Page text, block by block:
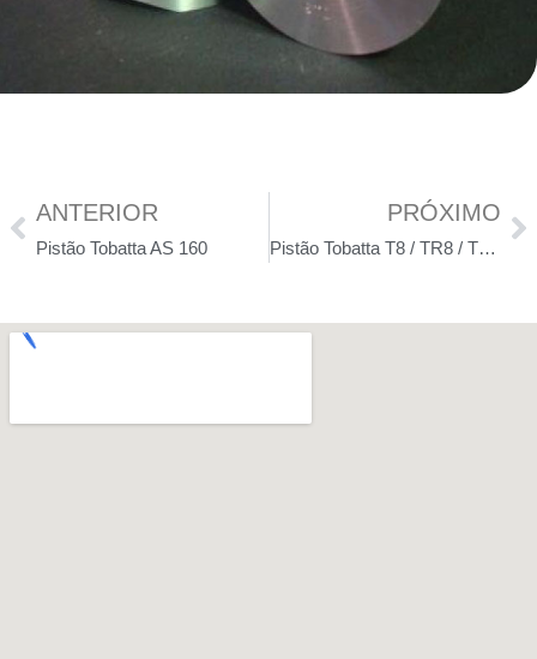
ANTERIOR
Pistão Tobatta AS 160
PRÓXIMO
Pistão Tobatta T8 / TR8 / TR8F